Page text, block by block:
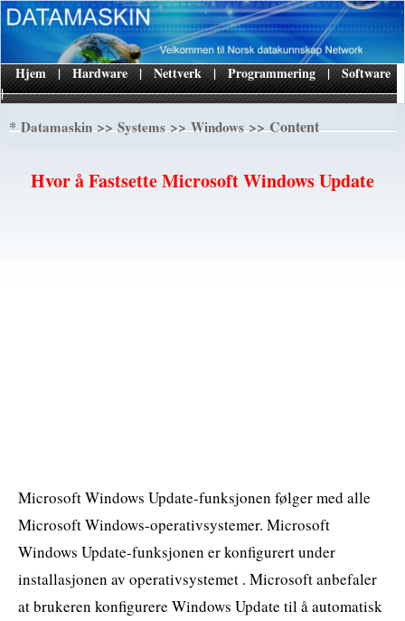
|
Hjem | Hardware | Nettverk | Programmering | Software
*Datamaskin>>Systems>>Windows>> Content
Hvor å Fastsette Microsoft Windows Update
Microsoft Windows Update-funksjonen følger med alle
Microsoft Windows-operativsystemer. Microsoft
Windows Update-funksjonen er konfigurert under
installasjonen av operativsystemet . Microsoft anbefaler
at brukeren konfigurere Windows Update til å automatisk